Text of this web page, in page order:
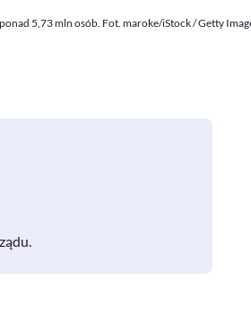
5,73 mln osób. Fot. maroke/iStock / Getty